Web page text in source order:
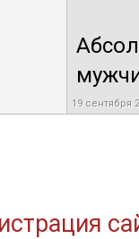
19 сентября